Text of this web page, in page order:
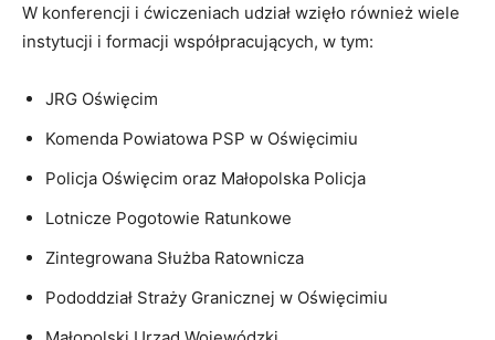
W konferencji i ćwiczeniach udział wzięło również wiele
instytucji i formacji współpracujących, w tym:
JRG Oświęcim
Komenda Powiatowa PSP w Oświęcimiu
Policja Oświęcim oraz Małopolska Policja
Lotnicze Pogotowie Ratunkowe
Zintegrowana Służba Ratownicza
Pododdział Straży Granicznej w Oświęcimiu